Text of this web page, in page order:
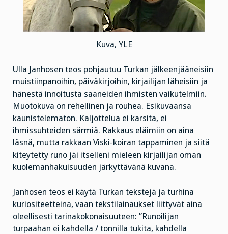
Kuva, YLE
Ulla Janhosen teos pohjautuu Turkan jälkeenjääneisiin
muistiinpanoihin, päiväkirjoihin, kirjailijan läheisiin ja
hänestä innoitusta saaneiden ihmisten vaikutelmiin.
Muotokuva on rehellinen ja rouhea. Esikuvaansa
kaunistelematon. Kaljottelua ei karsita, ei
ihmissuhteiden särmiä. Rakkaus eläimiin on aina
läsnä, mutta rakkaan Viski-koiran tappaminen ja siitä
kiteytetty runo jäi itselleni mieleen kirjailijan oman
kuolemanhakuisuuden järkyttävänä kuvana.
Janhosen teos ei käytä Turkan tekstejä ja turhina
kuriositeetteina, vaan tekstilainaukset liittyvät aina
oleellisesti tarinakokonaisuuteen: ”Runoilijan
turpaahan ei kahdella / tonnilla tukita, kahdella